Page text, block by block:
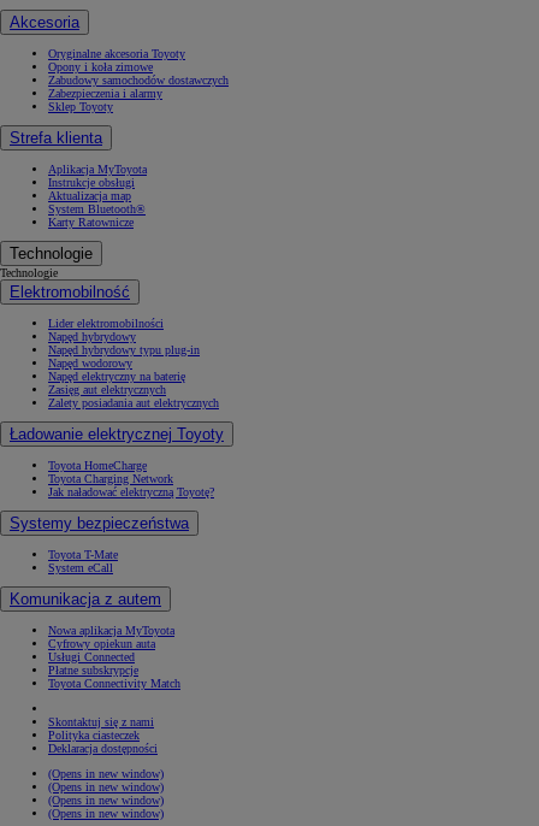
Akcesoria
Oryginalne akcesoria Toyoty
Opony i koła zimowe
Zabudowy samochodów dostawczych
Zabezpieczenia i alarmy
Sklep Toyoty
Strefa klienta
Aplikacja MyToyota
Instrukcje obsługi
Aktualizacja map
System Bluetooth®
Karty Ratownicze
Technologie
Technologie
Elektromobilność
Lider elektromobilności
Napęd hybrydowy
Napęd hybrydowy typu plug-in
Napęd wodorowy
Napęd elektryczny na baterię
Zasięg aut elektrycznych
Zalety posiadania aut elektrycznych
Ładowanie elektrycznej Toyoty
Toyota HomeCharge
Toyota Charging Network
Jak naładować elektryczną Toyotę?
Systemy bezpieczeństwa
Toyota T-Mate
System eCall
Komunikacja z autem
Nowa aplikacja MyToyota
Cyfrowy opiekun auta
Usługi Connected
Płatne subskrypcje
Toyota Connectivity Match
Skontaktuj się z nami
Polityka ciasteczek
Deklaracja dostępności
(Opens in new window)
(Opens in new window)
(Opens in new window)
(Opens in new window)